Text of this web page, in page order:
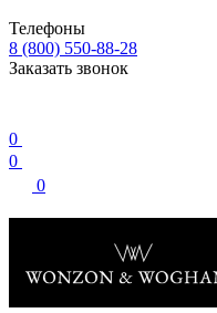
Телефоны
8 (800) 550-88-28
Заказать звонок
0
0
0